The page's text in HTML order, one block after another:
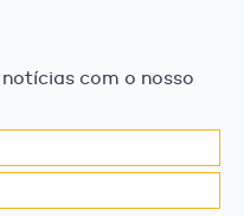
com o nosso